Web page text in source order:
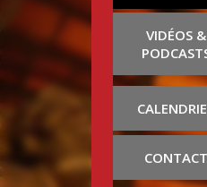
VIDÉOS &
CONTACT